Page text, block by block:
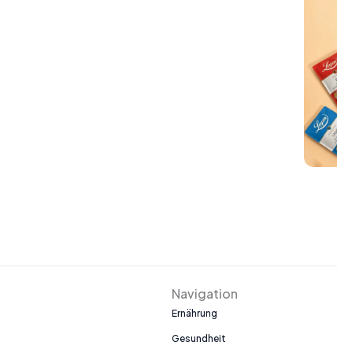
Navigation
Ernährung
Gesundheit